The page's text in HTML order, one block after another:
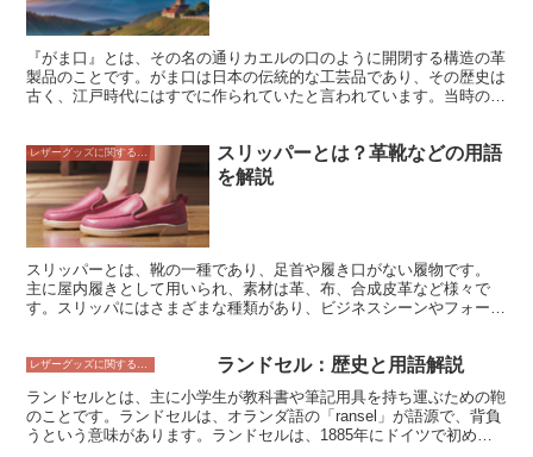
『がま口』とは、その名の通りカエルの口のように開閉する構造の革
製品のことです。がま口は日本の伝統的な工芸品であり、その歴史は
古く、江戸時代にはすでに作られていたと言われています。当時のが
と機能性の高さから多くの人々に愛されています。がま口は、財布や
ポーチ、バッグなど、さまざまなアイテムに使用することができま
す。また、がま口の素材も、革、布、金属などさまざまなので、自分
の好みに合ったアイテムを見つけることができます。
スリッパーとは？革靴などの用語
を解説
スリッパーとは、靴の一種であり、足首や履き口がない履物です。
主に屋内履きとして用いられ、素材は革、布、合成皮革など様々で
す。スリッパにはさまざまな種類があり、ビジネスシーンやフォーマ
やデザイン性など、さまざまな特徴のあるものがあります。例えば、
リッパなどがあります。
ランドセル：歴史と用語解説
ランドセルとは、主に小学生が教科書や筆記用具を持ち運ぶための鞄
のことです。ランドセルは、オランダ語の「ransel」が語源で、背負
うという意味があります。ランドセルは、1885年にドイツで初めて